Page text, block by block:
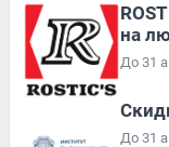
на
До 31
До 31